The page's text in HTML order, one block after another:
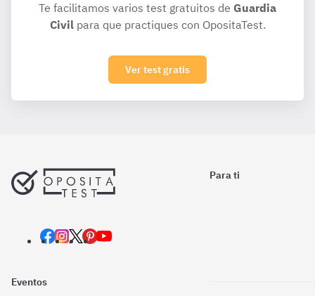
Te facilitamos varios test gratuitos de Guardia
Civilpara que practiques con OpositaTest.
Ver test gratis
Para ti
Eventos